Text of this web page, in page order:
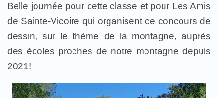
Belle journée pour cette classe et pour Les Amis
de Sainte-Vicoire qui organisent ce concours de
dessin, sur le thème de la montagne, auprès
des écoles proches de notre montagne depuis
2021!